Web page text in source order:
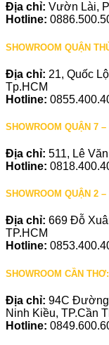
Địa chỉ: Vườn Lài,
Hotline:
SHOWROOM QUẬN
Địa chỉ: 21, Quốc
Tp.HCM
Hotline:
SHOWROOM QUẬN 7 –
Địa chỉ: 511, Lê
Hotline:
SHOWROOM QUẬN 2 –
Địa chỉ: 669 Đỗ
TP.HCM
Hotline:
SHOWROOM CẦN THƠ:
Địa chỉ: 94C Đường
Ninh Kiều, TP.Cần
Hotline: